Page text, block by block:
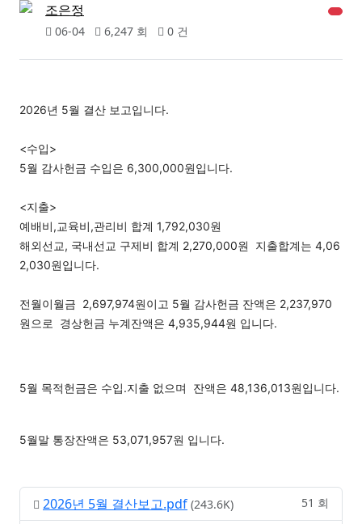
조은정
06-04 6,247 회 0 건
2026년 5월 결산 보고입니다.
<수입>
5월 감사헌금 수입은 6,300,000원입니다.
<지출>
예배비,교육비,관리비 합계 1,792,030원
해외선교, 국내선교 구제비 합계 2,270,000원 지출합계는 4,06
2,030원입니다.
전월이월금 2,697,974원이고 5월 감사헌금 잔액은 2,237,970
원으로 경상헌금 누계잔액은 4,935,944원 입니다.
5월 목적헌금은 수입.지출 없으며 잔액은 48,136,013원입니다.
5월말 통장잔액은 53,071,957원 입니다.
2026년 5월 결산보고.pdf (243.6K) 51 회